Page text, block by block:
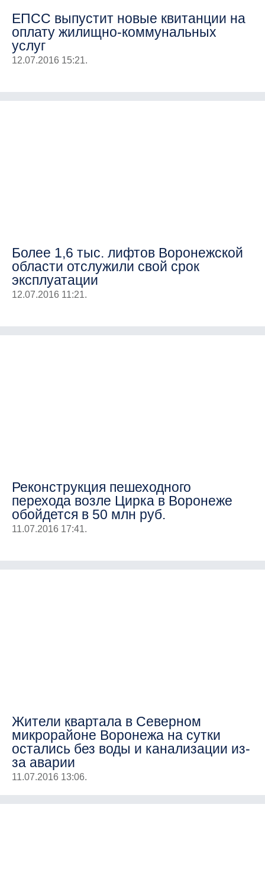
ЕПСС выпустит новые квитанции на
оплату жилищно-коммунальных
услуг
12.07.2016 15:21.
Более 1,6 тыс. лифтов Воронежской
области отслужили свой срок
эксплуатации
12.07.2016 11:21.
Реконструкция пешеходного
перехода возле Цирка в Воронеже
обойдется в 50 млн руб.
11.07.2016 17:41.
Жители квартала в Северном
микрорайоне Воронежа на сутки
остались без воды и канализации из-
за аварии
11.07.2016 13:06.